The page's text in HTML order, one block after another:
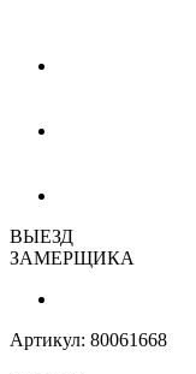
ВЫЕЗД
ЗАМЕРЩИКА
Артикул: 80061668